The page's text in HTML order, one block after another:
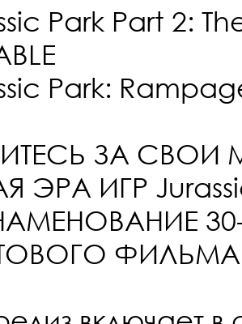
Park Part 2:
Park:
ЗА СВОИ
ЭРА ИГР